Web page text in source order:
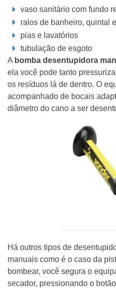
vaso sanitário com fundo
ralos de banheiro, quintal
pias e lavatórios
tubulação de esgoto
A bomba desentupidora
ela você pode tanto
os resíduos lá de dentro. O
acompanhado de bocais
diâmetro do cano a ser
Há outros tipos de
manuais como é o caso da
bombear, você segura o
secador, pressionando o